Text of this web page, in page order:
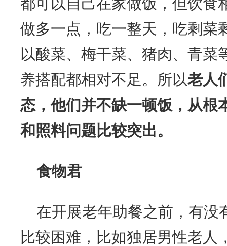
做多一点，吃一整天，吃剩菜
以酸菜、梅干菜、猪肉、青菜
养搭配都相对不足。所以老人
态，他们并不缺一顿饭，从根
和照料问题比较突出。
食物君
在开展老年助餐之前，有没
比较困难，比如独居男性老人